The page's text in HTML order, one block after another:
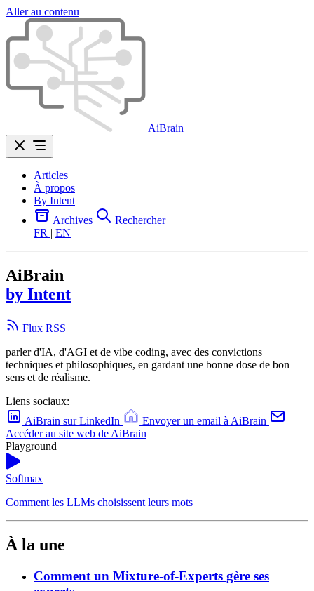
Aller au contenu
AiBrain
Articles
À propos
By Intent
Archives
Rechercher
FR | EN
AiBrain
by Intent
Flux RSS
parler d'IA, d'AGI et de vibe coding, avec des convictions
techniques et philosophiques, en gardant une bonne dose de bon
sens et de réalisme.
Liens sociaux:
AiBrain sur LinkedIn
Envoyer un email à AiBrain
Accéder au site web de AiBrain
Playground
Softmax
Comment les LLMs choisissent leurs mots
À la une
Comment un Mixture-of-Experts gère ses